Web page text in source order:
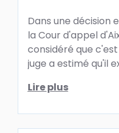
Dans une décision
la Cour d'appel
considéré que
juge a estimé qu'il
Lire plus